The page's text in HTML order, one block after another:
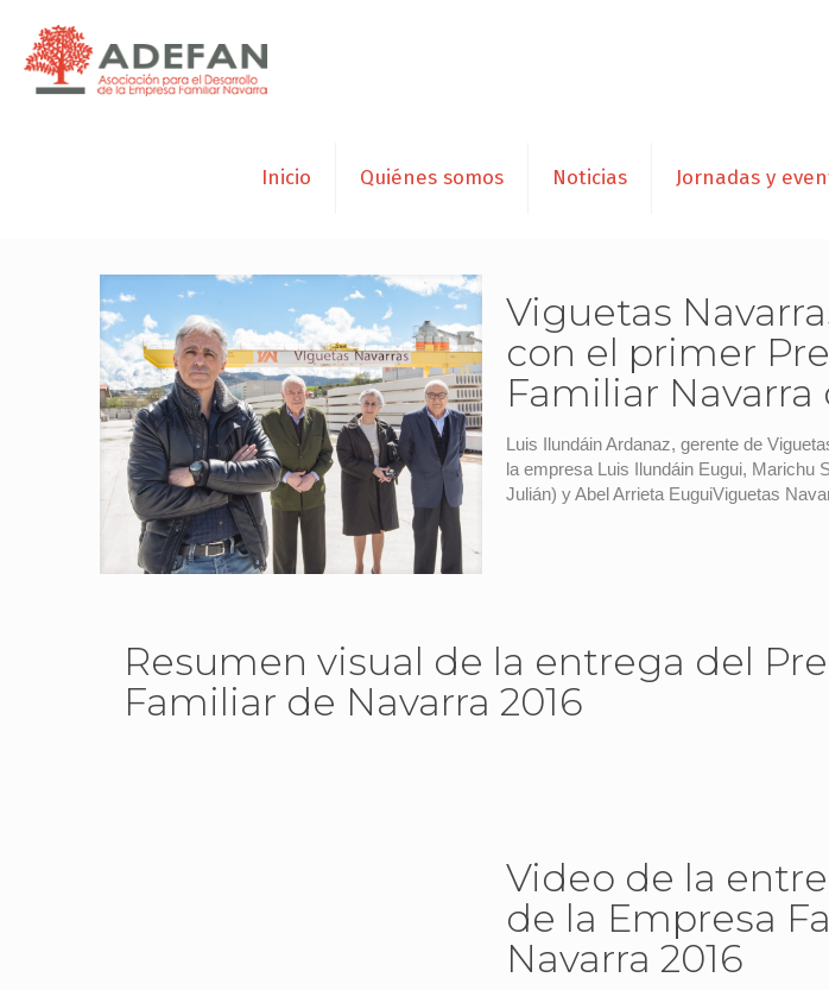
Inicio Quiénes somos Noticias Jornadas y
Viguetas
con el primer
Familiar Navarra
Luis Ilundáin Ardanaz, gerente de
la empresa Luis Ilundáin Eugui, Marichu
Julián) y Abel Arrieta EuguiViguetas
Resumen visual de la entrega del
Familiar de Navarra 2016
Video de la
de la Empresa
Navarra 2016